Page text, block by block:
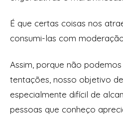
É que certas coisas nos
consumi-las com
Assim, porque não
tentações, nosso objetivo
especialmente difícil de
pessoas que conheço